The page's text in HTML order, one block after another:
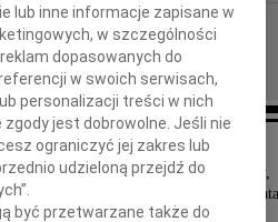
smutkiem i żalem zawiadamiamy,
7 listopada 2023 roku, przeżywszy 74
lub inne informacje zapisane w
w szczególności
dopasowanych do
w swoich serwisach,
personalizacji treści w nich
jest dobrowolne. Jeśli nie
ograniczyć jej zakres lub
udzieloną przejdź do
być przetwarzane także do